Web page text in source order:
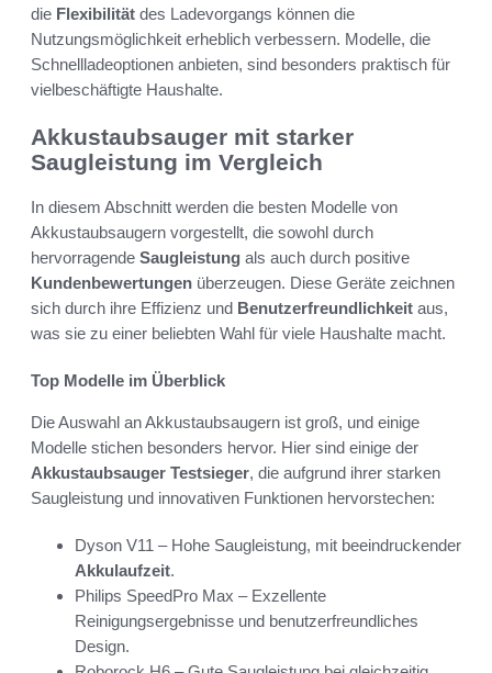
die Flexibilität des Ladevorgangs können die
Nutzungsmöglichkeit erheblich verbessern. Modelle, die
Schnellladeoptionen anbieten, sind besonders praktisch für
vielbeschäftigte Haushalte.
Akkustaubsauger mit starker
Saugleistung im Vergleich
In diesem Abschnitt werden die besten Modelle von
Akkustaubsaugern vorgestellt, die sowohl durch
hervorragende Saugleistung als auch durch positive
Kundenbewertungen überzeugen. Diese Geräte zeichnen
sich durch ihre Effizienz und Benutzerfreundlichkeit aus,
was sie zu einer beliebten Wahl für viele Haushalte macht.
Top Modelle im Überblick
Die Auswahl an Akkustaubsaugern ist groß, und einige
Modelle stichen besonders hervor. Hier sind einige der
Akkustaubsauger Testsieger, die aufgrund ihrer starken
Saugleistung und innovativen Funktionen hervorstechen:
Dyson V11 – Hohe Saugleistung, mit beeindruckender
Akkulaufzeit.
Philips SpeedPro Max – Exzellente
Reinigungsergebnisse und benutzerfreundliches
Design.